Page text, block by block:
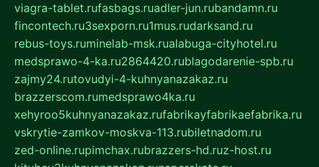
viagra-tablet.rufasbags.ruadler-jun.rubandamn.ru
fincontech.ru3sexporn.ru1mus.rudarksand.ru
rebus-toys.ruminelab-msk.rualabuga-cityhotel.ru
medsprawo-4-ka.ru2864420.rublagodarenie-spb.ru
zajmy24.rutovudyi-4-kuhnyanazakaz.ru
brazzerscom.rumedsprawo4ka.ru
xehyroo5kuhnyanazakaz.rufabrikayfabrikaefabrika.ru
vskrytie-zamkov-moskva-113.rubiletnadom.ru
zed-online.rupimchax.rubrazzers-hd.ruz-host.ru